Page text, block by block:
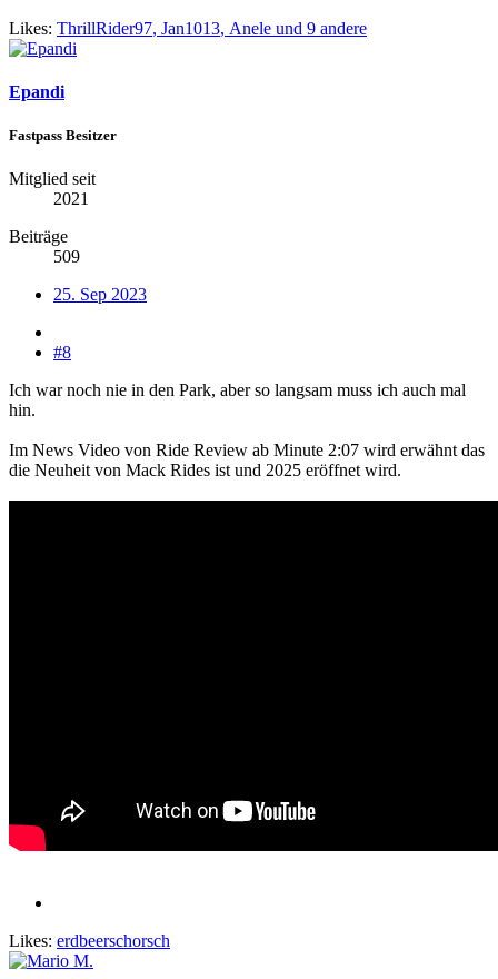
Likes: ThrillRider97, Jan1013, Anele und 9 andere
Epandi
Fastpass Besitzer
Mitglied seit
2021
Beiträge
509
25. Sep 2023
#8
Ich war noch nie in den Park, aber so langsam muss ich auch mal
hin.
Im News Video von Ride Review ab Minute 2:07 wird erwähnt das
die Neuheit von Mack Rides ist und 2025 eröffnet wird.
Likes: erdbeerschorsch